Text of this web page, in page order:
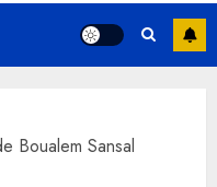
Boualem Sansal